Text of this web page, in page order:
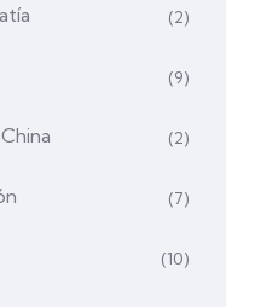
(2)
(9)
(2)
(7)
(10)